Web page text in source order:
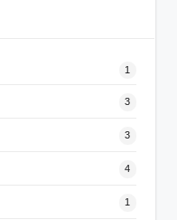
1
3
3
4
1